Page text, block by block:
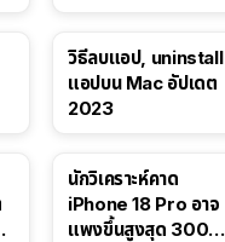
วิธีลบแอป, uninstall
แอปบน Mac อัปเดต
2023
นักวิเคราะห์คาด
iPhone 18 Pro อาจ
แพงขึ้นสูงสุด 300